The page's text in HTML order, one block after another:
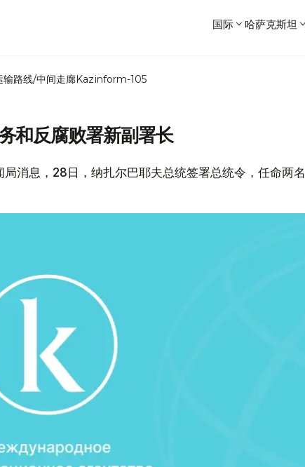
国际 哈萨克斯坦
输路线/中间走廊Kazinform-105
和反腐败署新副署长
消息，28日，纳扎尔巴耶夫总统签署总统令，任命两名